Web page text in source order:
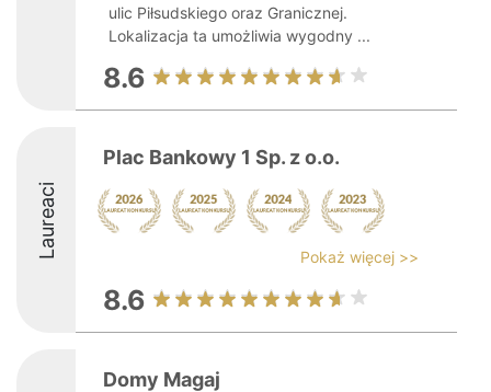
ulic Piłsudskiego oraz Granicznej.
Lokalizacja ta umożliwia wygodny ...
8.6
Laureaci
Plac Bankowy 1 Sp. z o.o.
Pokaż więcej >>
8.6
Domy Magaj